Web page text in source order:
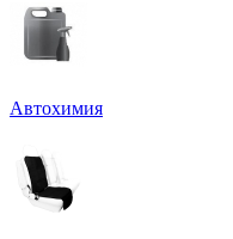
Автохимия